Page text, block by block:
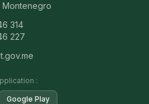
Montenegro
314
227
:
Google Play